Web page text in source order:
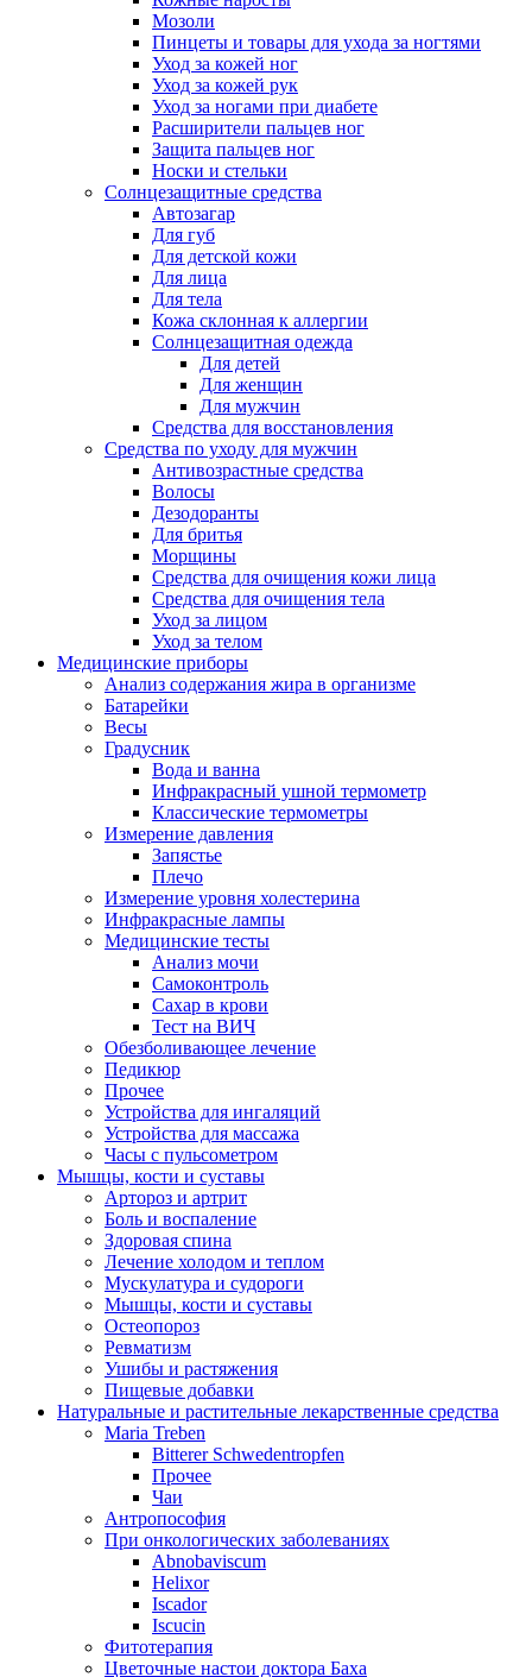
Мозоли
Пинцеты и товары для ухода за ногтями
Уход за кожей ног
Уход за кожей рук
Уход за ногами при диабете
Расширители пальцев ног
Защита пальцев ног
Носки и стельки
Солнцезащитные средства
Автозагар
Для губ
Для детской кожи
Для лица
Для тела
Кожа склонная к аллергии
Солнцезащитная одежда
Для детей
Для женщин
Для мужчин
Средства для восстановления
Средства по уходу для мужчин
Антивозрастные средства
Волосы
Дезодоранты
Для бритья
Морщины
Средства для очищения кожи лица
Средства для очищения тела
Уход за лицом
Уход за телом
Медицинские приборы
Анализ содержания жира в организме
Батарейки
Весы
Градусник
Вода и ванна
Инфракрасный ушной термометр
Классические термометры
Измерение давления
Запястье
Плечо
Измерение уровня холестерина
Инфракрасные лампы
Медицинские тесты
Анализ мочи
Самоконтроль
Сахар в крови
Тест на ВИЧ
Обезболивающее лечение
Педикюр
Прочее
Устройства для ингаляций
Устройства для массажа
Часы с пульсометром
Мышцы, кости и суставы
Артороз и артрит
Боль и воспаление
Здоровая спина
Лечение холодом и теплом
Мускулатура и судороги
Мышцы, кости и суставы
Остеопороз
Ревматизм
Ушибы и растяжения
Пищевые добавки
Натуральные и растительные лекарственные средства
Maria Treben
Bitterer Schwedentropfen
Прочее
Чаи
Антропософия
При онкологических заболеваниях
Abnobaviscum
Helixor
Iscador
Iscucin
Фитотерапия
Цветочные настои доктора Баха